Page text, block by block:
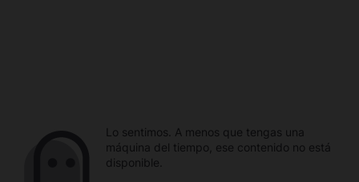
Lo sentimos. A menos que tengas una
máquina del tiempo, ese contenido no está
disponible.